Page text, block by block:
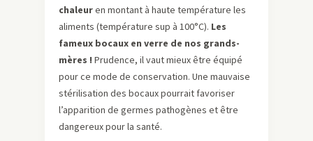
chaleuren montant à haute température les
aliments (température sup à 100°C). Les
fameux bocaux en verre de nos grands-
mères ! Prudence, il vaut mieux être équipé
pour ce mode de conservation. Une mauvaise
stérilisation des bocaux pourrait favoriser
l’apparition de germes pathogènes et être
dangereux pour la santé.